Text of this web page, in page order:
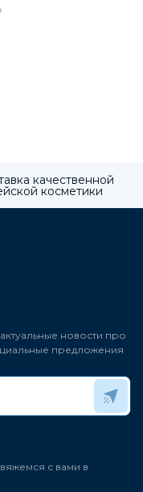
качественной
косметики
новости про
предложения
с вами в